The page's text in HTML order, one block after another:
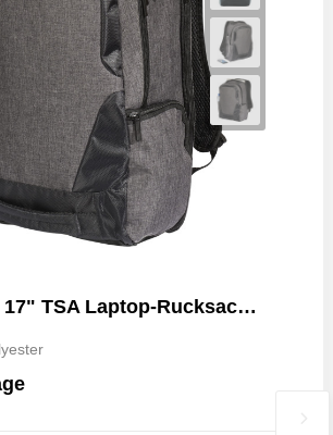
Overland 17" TSA Laptop-Rucksack 18L